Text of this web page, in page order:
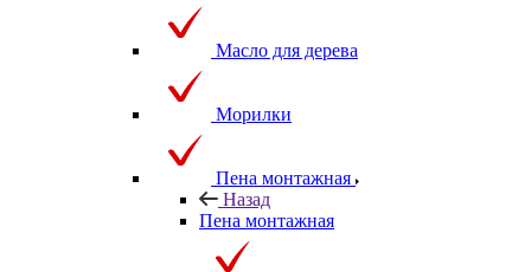
Масло для дерева
Морилки
Пена монтажная
Назад
Пена монтажная